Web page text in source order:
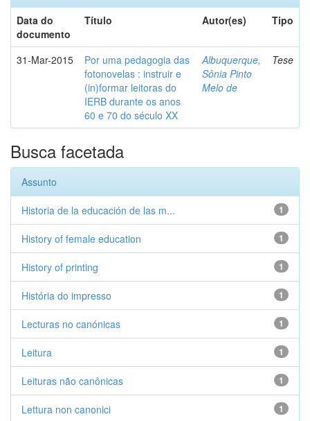
Data do
documento
Título Autor(es) Tipo
31-Mar-2015
Por uma pedagogia das
fotonovelas : instruir e
(in)formar leitoras do
IERB durante os anos
60 e 70 do século XX
Albuquerque,
Sônia Pinto
Melo de
Tese
Busca facetada
Assunto
1
Historia de la educación de las m...
1
History of female education
1
History of printing
1
História do impresso
1
Lecturas no canónicas
1
Leitura
1
Leituras não canônicas
1
Lettura non canonici